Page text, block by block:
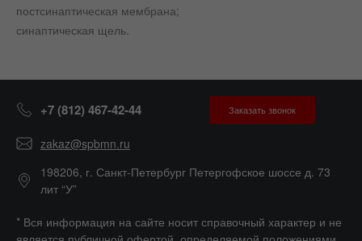
постсинаптическая мембрана;
синаптическая щель.
+7 (812) 467-42-44 Заказать звонок
zakaz@spbmn.ru
198206, г. Санкт-Петербург Петергофское шоссе д. 73
лит “У”
* Вся информация на сайте носит справочный характер и не